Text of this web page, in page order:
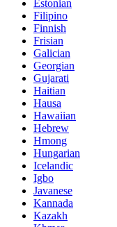
Estonian
Filipino
Finnish
Frisian
Galician
Georgian
Gujarati
Haitian
Hausa
Hawaiian
Hebrew
Hmong
Hungarian
Icelandic
Igbo
Javanese
Kannada
Kazakh